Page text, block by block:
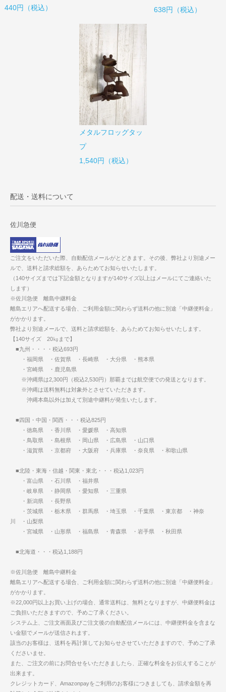
440円（税込）
638円（税込）
メタルフロッグタッ
プ
1,540円（税込）
配送・送料について
佐川急便
ご注文をいただいた際、自動配信メールがとどきます。その後、弊社より別途メー
ルで、送料と請求総額を、あらためてお知らせいたします。
（140サイズまでは下記金額となりますが140サイズ以上はメールにてご連絡いた
します）
※佐川急便 離島中継料金
離島エリアへ配送する場合、ご利用金額に関わらず送料の他に別途「中継便料金」
がかかります。
弊社より別途メールで、送料と請求総額を、あらためてお知らせいたします。
【140サイズ 20㎏まで】
■九州・・・・税込693円
・福岡県 ・佐賀県 ・長崎県 ・大分県 ・熊本県
・宮崎県 ・鹿児島県
※沖縄県は2,300円（税込2,530円）那覇までは航空便での発送となります。
※沖縄は送料無料は対象外とさせていただきます。
沖縄本島以外は加えて別途中継料が発生いたします。
■四国・中国・関西・・・税込825円
・徳島県 ・香川県 ・愛媛県 ・高知県
・鳥取県 ・島根県 ・岡山県 ・広島県 ・山口県
・滋賀県 ・京都府 ・大阪府 ・兵庫県 ・奈良県 ・和歌山県
■北陸・東海・信越・関東・東北・・・税込1,023円
・富山県 ・石川県 ・福井県
・岐阜県 ・静岡県 ・愛知県 ・三重県
・新潟県 ・長野県
・茨城県 ・栃木県 ・群馬県 ・埼玉県 ・千葉県 ・東京都 ・神奈
川 ・山梨県
・宮城県 ・山形県 ・福島県 ・青森県 ・岩手県 ・秋田県
■北海道・・・税込1,188円
※佐川急便 離島中継料金
離島エリアへ配送する場合、ご利用金額に関わらず送料の他に別途「中継便料金」
がかかります。
※22,000円以上お買い上げの場合、通常送料は、無料となりますが、中継便料金は
ご負担いただきますので、予めご了承ください。
システム上、ご注文画面及びご注文後の自動配信メールには、中継便料金を含まな
い金額でメールが送信されます。
該当のお客様は、送料を再計算してお知らせさせていただきますので、予めご了承
くださいませ。
また、ご注文の前にお問合せをいただきましたら、正確な料金をお伝えすることが
出来ます。
クレジットカード、Amazonpayをご利用のお客様につきましても、請求金額を再